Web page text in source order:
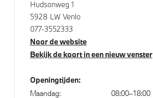
Isofix bevestiging passagierstoel voor
Hudsonweg 1
5928 LW Venlo
077-3552333
Naar de website
Bekijk de kaart in een nieuw venster
Openingtijden:
Maandag:
08:00–18:00